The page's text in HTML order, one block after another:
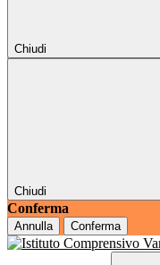
Chiudi
Chiudi
Conferma
Annulla Conferma